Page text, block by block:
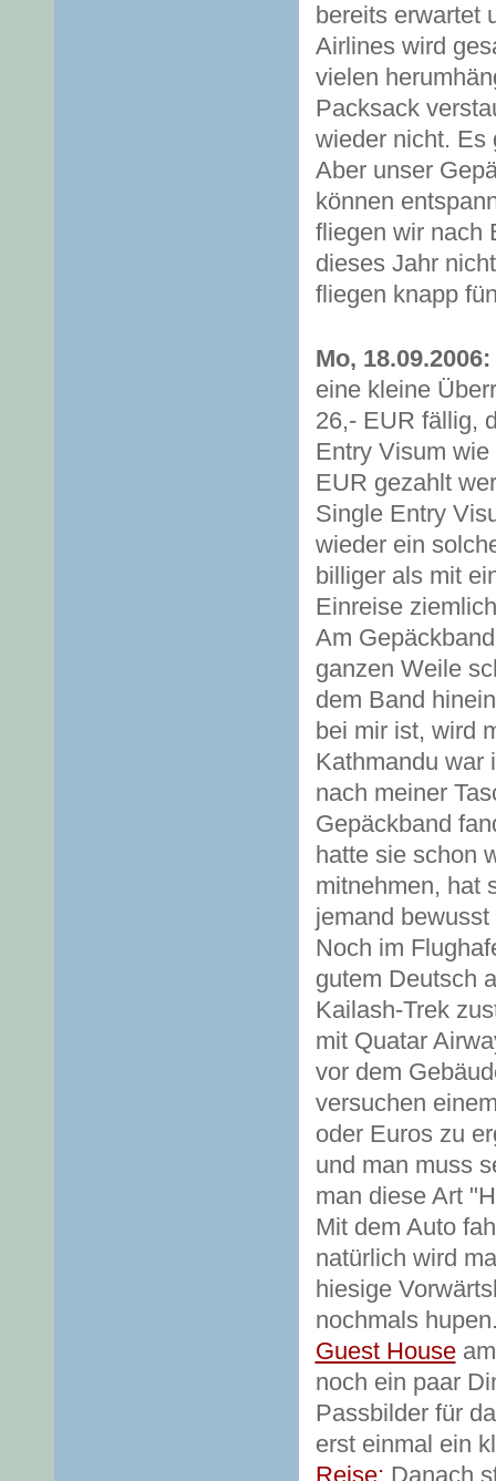
bereits erwartet
Airlines wird
vielen
Packsack
wieder nicht. Es
Aber unser
können
fliegen wir nach
dieses Jahr
fliegen knapp
Mo, 18.09.2006:
eine kleine
26,- EUR fällig,
Entry Visum
EUR gezahlt
Single Entry
wieder ein
billiger als mit
Einreise
Am
ganzen Weile
dem Band
bei mir ist, wird
Kathmandu war
nach meiner
Gepäckband
hatte sie schon
mitnehmen, hat
jemand
Noch im
gutem Deutsch
Kailash-Trek
mit Quatar
vor dem
versuchen
oder Euros zu
und man muss
man diese Art
Mit dem Auto
natürlich wird
hiesige
nochmals
Guest Houseam
noch ein paar
Passbilder für
erst einmal ein
Reise: Danach